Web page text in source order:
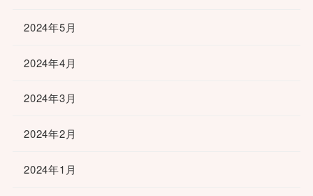
2024年5月
2024年4月
2024年3月
2024年2月
2024年1月